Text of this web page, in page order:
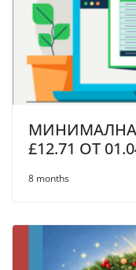
МИНИМАЛНА
£12.71 OT
8 months